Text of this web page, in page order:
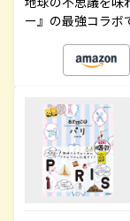
ー』の最強コラボ